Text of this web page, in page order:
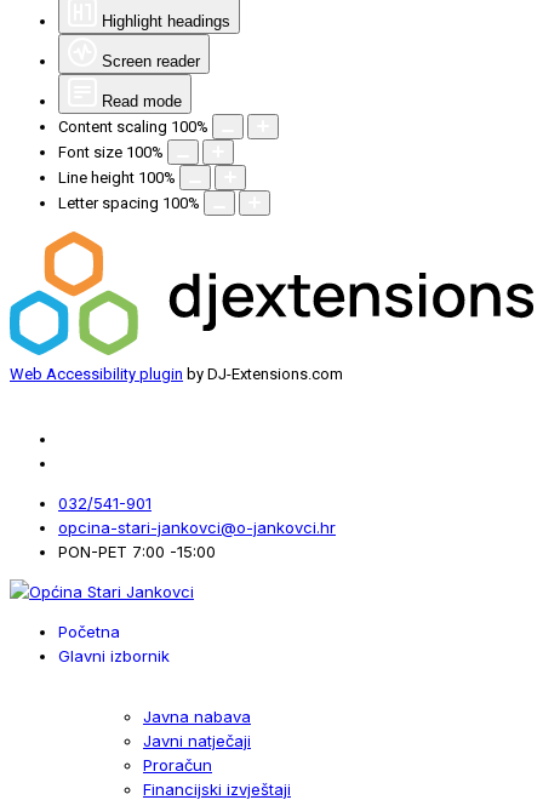
Highlight headings
Screen reader
Read mode
Content scaling 100%
Font size 100%
Line height 100%
Letter spacing 100%
Web Accessibility plugin by DJ-Extensions.com
032/541-901
opcina-stari-jankovci@o-jankovci.hr
PON-PET 7:00 -15:00
Početna
Glavni izbornik
Javna nabava
Javni natječaji
Proračun
Financijski izvještaji